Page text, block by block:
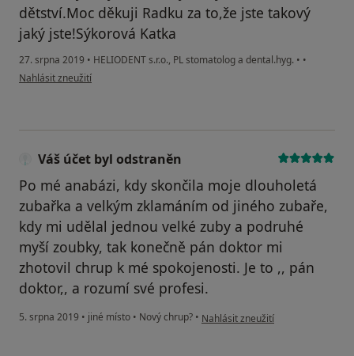
dětství.Moc děkuji Radku za to,že jste takový
jaký jste!Sýkorová Katka
27. srpna 2019 • HELIODENT s.r.o., PL stomatolog a dental.hyg. • •
podle názoru uživatele Váš účet byl odstraněn
Nahlásit zneužití
Váš účet byl odstraněn
Po mé anabázi, kdy skončila moje dlouholetá
zubařka a velkým zklamáním od jiného zubaře,
kdy mi udělal jednou velké zuby a podruhé
myší zoubky, tak konečně pán doktor mi
zhotovil chrup k mé spokojenosti. Je to ,, pán
doktor,, a rozumí své profesi.
5. srpna 2019 • jiné místo • Nový chrup? • podle názoru uživatele Váš účet
Nahlásit zneužití